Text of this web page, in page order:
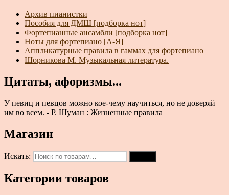
Архив пианистки
Пособия для ДМШ [подборка нот]
Фортепианные ансамбли [подборка нот]
Ноты для фортепиано [А-Я]
Аппликатурные правила в гаммах для фортепиано
Шорникова М. Музыкальная литература.
Цитаты, афоризмы...
У певиц и певцов можно кое-чему научиться, но не доверяй
им во всем. - Р. Шуман : Жизненные правила
Магазин
Искать:
Категории товаров